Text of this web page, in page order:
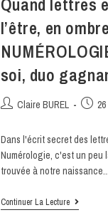
l’être, en
soi, duo
Claire BUREL
Dans l'écrit secret des
Numérologie, c'est un peu
trouvée à notre
Continuer La Lecture